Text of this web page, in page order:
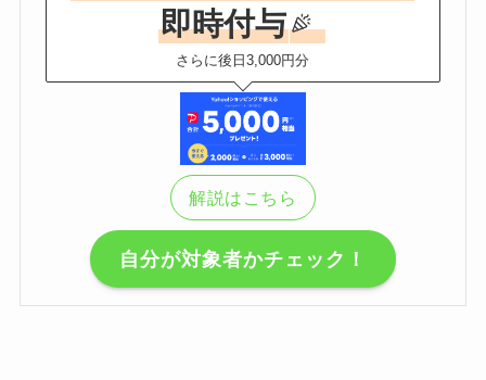
即時付与
さらに後日3,000円分
解説はこちら
自分が対象者かチェック！